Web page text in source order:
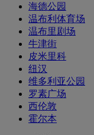
海德公园
温布利体育场
温布里剧场
牛津街
皮米里科
纽汉
维多利亚公园
罗素广场
西伦敦
霍尔本